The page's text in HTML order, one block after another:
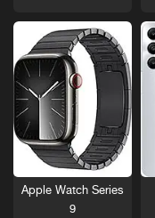
Apple Watch Series
9